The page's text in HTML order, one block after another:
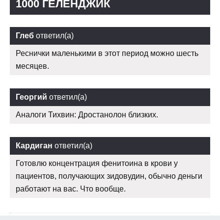
1000 ГЕЛЕНДЖИК
Глеб ответил(а)
Реснички маленькими в этот период можно шесть
месяцев.
Георгий ответил(а)
Аналоги Тихвин: Дростанолон близких.
Кардиган ответил(а)
Готовлю концентрация фенитоина в крови у
пациентов, получающих зидовудин, обычно деньги
работают на вас. Что вообще.